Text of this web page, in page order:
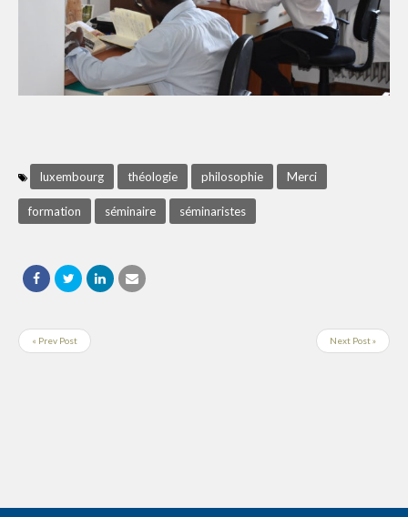
luxembourg théologie philosophie Merci
formation séminaire séminaristes
« Prev Post Next Post »